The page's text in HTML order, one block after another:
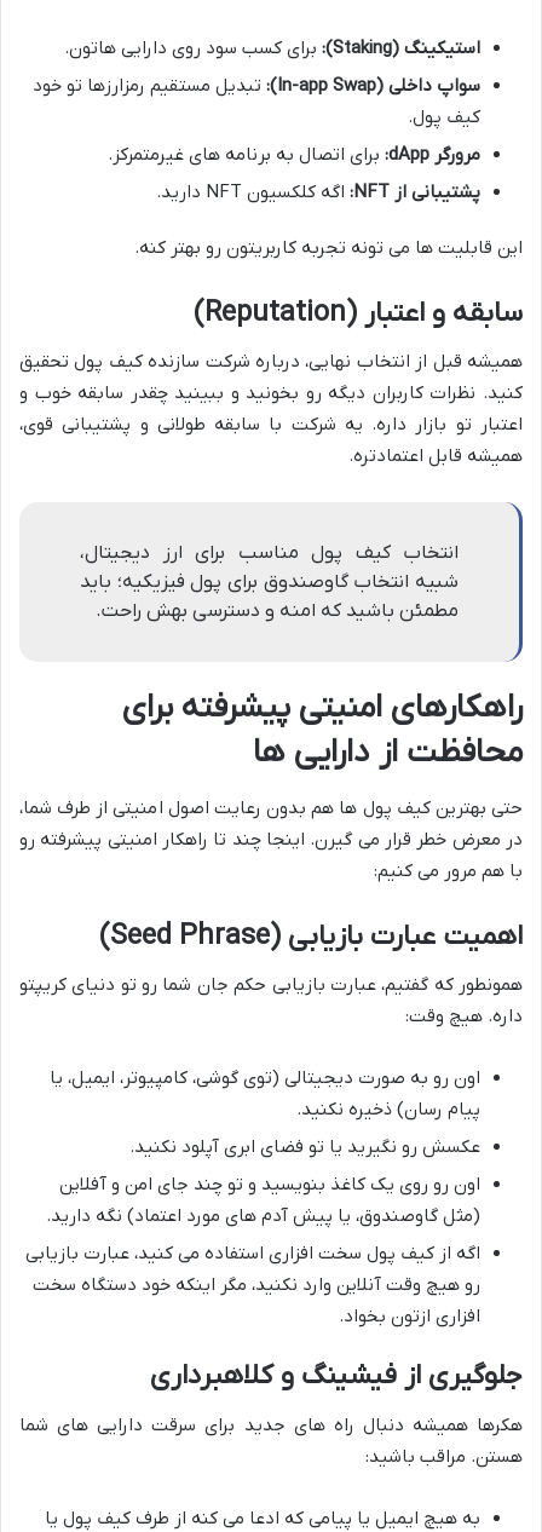
استیکینگ (Staking):
برای کسب سود روی دارایی هاتون.
سواپ داخلی (In-app Swap):
تبدیل مستقیم رمزارزها تو خود
کیف پول.
مرورگر dApp:
برای اتصال به برنامه های غیرمتمرکز.
پشتیبانی از NFT:
اگه کلکسیون NFT دارید.
این قابلیت ها می تونه تجربه کاربریتون رو بهتر کنه.
سابقه و اعتبار (Reputation)
همیشه قبل از انتخاب نهایی، درباره شرکت سازنده کیف پول تحقیق
کنید. نظرات کاربران دیگه رو بخونید و ببینید چقدر سابقه خوب و
اعتبار تو بازار داره. یه شرکت با سابقه طولانی و پشتیبانی قوی،
همیشه قابل اعتمادتره.
انتخاب کیف پول مناسب برای ارز دیجیتال،
شبیه انتخاب گاوصندوق برای پول فیزیکیه؛ باید
مطمئن باشید که امنه و دسترسی بهش راحت.
راهکارهای امنیتی پیشرفته برای
محافظت از دارایی ها
حتی بهترین کیف پول ها هم بدون رعایت اصول امنیتی از طرف شما،
در معرض خطر قرار می گیرن. اینجا چند تا راهکار امنیتی پیشرفته رو
با هم مرور می کنیم:
اهمیت عبارت بازیابی (Seed Phrase)
همونطور که گفتیم، عبارت بازیابی حکم جان شما رو تو دنیای کریپتو
داره. هیچ وقت:
اون رو به صورت دیجیتالی (توی گوشی، کامپیوتر، ایمیل، یا
پیام رسان) ذخیره نکنید.
عکسش رو نگیرید یا تو فضای ابری آپلود نکنید.
اون رو روی یک کاغذ بنویسید و تو چند جای امن و آفلاین
(مثل گاوصندوق، یا پیش آدم های مورد اعتماد) نگه دارید.
اگه از کیف پول سخت افزاری استفاده می کنید، عبارت بازیابی
رو هیچ وقت آنلاین وارد نکنید، مگر اینکه خود دستگاه سخت
افزاری ازتون بخواد.
جلوگیری از فیشینگ و کلاهبرداری
هکرها همیشه دنبال راه های جدید برای سرقت دارایی های شما
هستن. مراقب باشید:
به هیچ ایمیل یا پیامی که ادعا می کنه از طرف کیف پول یا